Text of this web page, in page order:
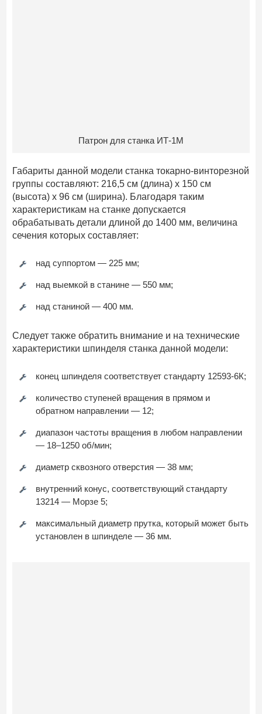
Патрон для станка ИТ-1М
Габариты данной модели станка токарно-винторезной
группы составляют: 216,5 см (длина) х 150 см
(высота) х 96 см (ширина). Благодаря таким
характеристикам на станке допускается
обрабатывать детали длиной до 1400 мм, величина
сечения которых составляет:
над суппортом — 225 мм;
над выемкой в станине — 550 мм;
над станиной — 400 мм.
Следует также обратить внимание и на технические
характеристики шпинделя станка данной модели:
конец шпинделя соответствует стандарту 12593-6К;
количество ступеней вращения в прямом и
обратном направлении — 12;
диапазон частоты вращения в любом направлении
— 18–1250 об/мин;
диаметр сквозного отверстия — 38 мм;
внутренний конус, соответствующий стандарту
13214 — Морзе 5;
максимальный диаметр прутка, который может быть
установлен в шпинделе — 36 мм.